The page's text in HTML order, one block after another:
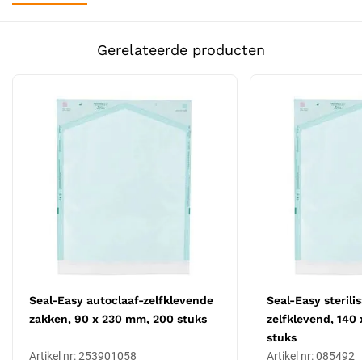
Dit ontwerp maakt visuele inspectie van de inhoud mogelijk en zorgt
sluitstrip waarmee een stevige afdichting kan worden gerealiseerd
zonder extra apparatuur. Een kleurindicator voor zowel stoom- als
gassterilisatie is geïntegreerd in het materiaal, wat visuele controle
op succesvolle sterilisatie mogelijk maakt.
Gebruik en veiligheidsaanwijzingen
Het gebruik van de SEAL-EASY Self-Seal zakjes is eenvoudig en snel:
zakje te overbelasten.
Vouw de kleefrand precies op de vouwlijn en druk stevig aan
voor een veilige afdichting.
Leg het zakje tijdens het sluiten op een vlakke, horizontale
ondergrond.
Gerelateerde producten
Seal-Easy autoclaaf-zelfklevende
zakken, 90 x 230 mm, 200 stuks
Artikel nr: 253901058
Seal-Easy
zelfklevend, 140
stuks
Artikel nr: 085492